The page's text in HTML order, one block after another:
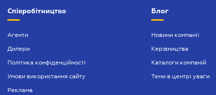
БІЗНЕС
БУХГАЛТЕР ПРОФ
Співробітництво
Агенти
Дилери
Політика конфіденційності
Умови використання сайту
Реклама
Блог
Новини компанії
Керівництва
Каталоги компаній
Теми в центрі уваги